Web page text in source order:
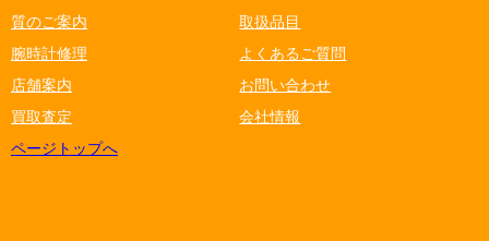
質のご案内
取扱品目
腕時計修理
よくあるご質問
店舗案内
お問い合わせ
買取査定
会社情報
ページトップへ